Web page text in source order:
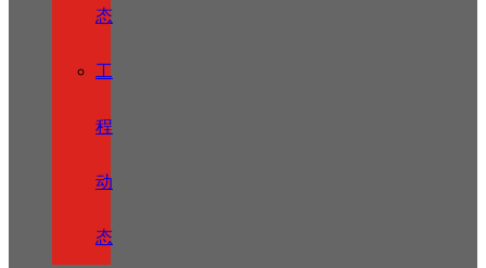
态
工
程
动
态